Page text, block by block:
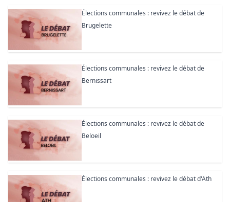
Élections communales : revivez le débat de
Brugelette
Élections communales : revivez le débat de
Bernissart
Élections communales : revivez le débat de
Beloeil
Élections communales : revivez le débat d'Ath